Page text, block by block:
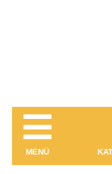
MENÜ